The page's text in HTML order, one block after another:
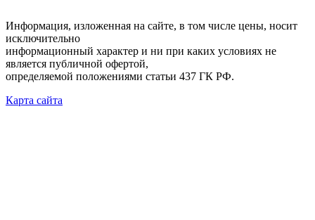
Информация, изложенная на сайте, в том числе цены, носит
исключительно
информационный характер и ни при каких условиях не
является публичной офертой,
определяемой положениями статьи 437 ГК РФ.
Карта сайта